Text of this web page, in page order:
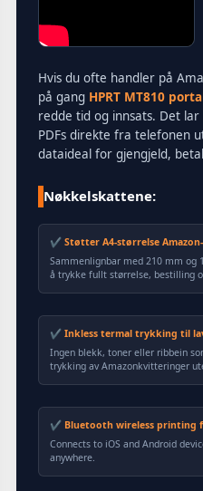
Hvis du ofte handler på
på gang HPRT MT810
redde tid og innsats. Det
PDFs direkte fra telefonen
dataideal for gjengjeld,
Nøkkelskattene:
✔ Støtter A4-størrelse
Sammenlignbar med 210 mm og
å trykke fullt størrelse, bestilling
✔ Inkless termal trykking til
Ingen blekk, toner eller ribbein
trykking av Amazonkvitteringer
✔ Bluetooth wireless printing
Connects to iOS and Android
anywhere.